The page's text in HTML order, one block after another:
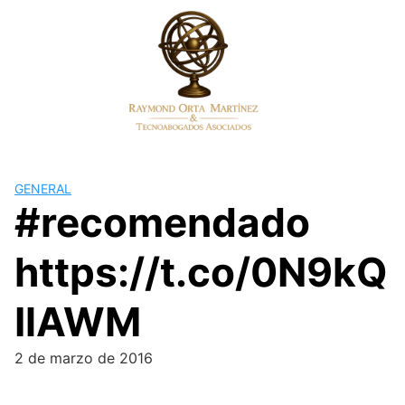
GENERAL
#recomendado
https://t.co/0N9kQ
IlAWM
2 de marzo de 2016